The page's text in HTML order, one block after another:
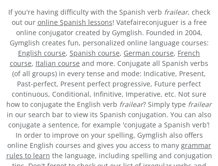
If you're having difficulty with the Spanish verb frailear, check
out our online Spanish lessons! Vatefaireconjuguer is a free
online conjugator created by Gymglish. Founded in 2004,
Gymglish creates fun, personalized online language courses:
English course, Spanish course, German course, French
course, Italian course and more. Conjugate all Spanish verbs
(of all groups) in every tense and mode: Indicative, Present,
Past-perfect, Present perfect progressive, Future perfect
continuous, Conditional, Infinitive, Imperative, etc. Not sure
how to conjugate the English verb frailear? Simply type frailear
in our search bar to view its Spanish conjugation. You can also
conjugate a sentence, for example 'conjugate a Spanish verb’!
In order to improve on your spelling, Gymglish also offers
online English courses and gives you access to many grammar
rules to learn the language, including spelling and conjugation